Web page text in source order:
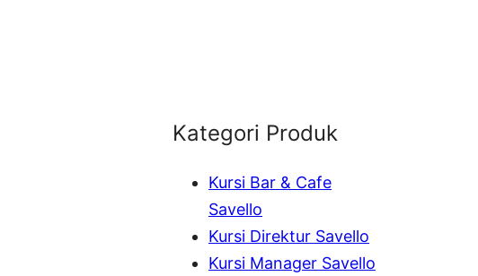
Kategori Produk
Kursi Bar & Cafe
Savello
Kursi Direktur Savello
Kursi Manager Savello